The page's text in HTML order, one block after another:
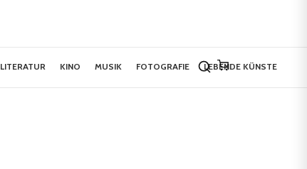
LITERATUR KINO MUSIK FOTOGRAFIE LEBENDE KÜNSTE